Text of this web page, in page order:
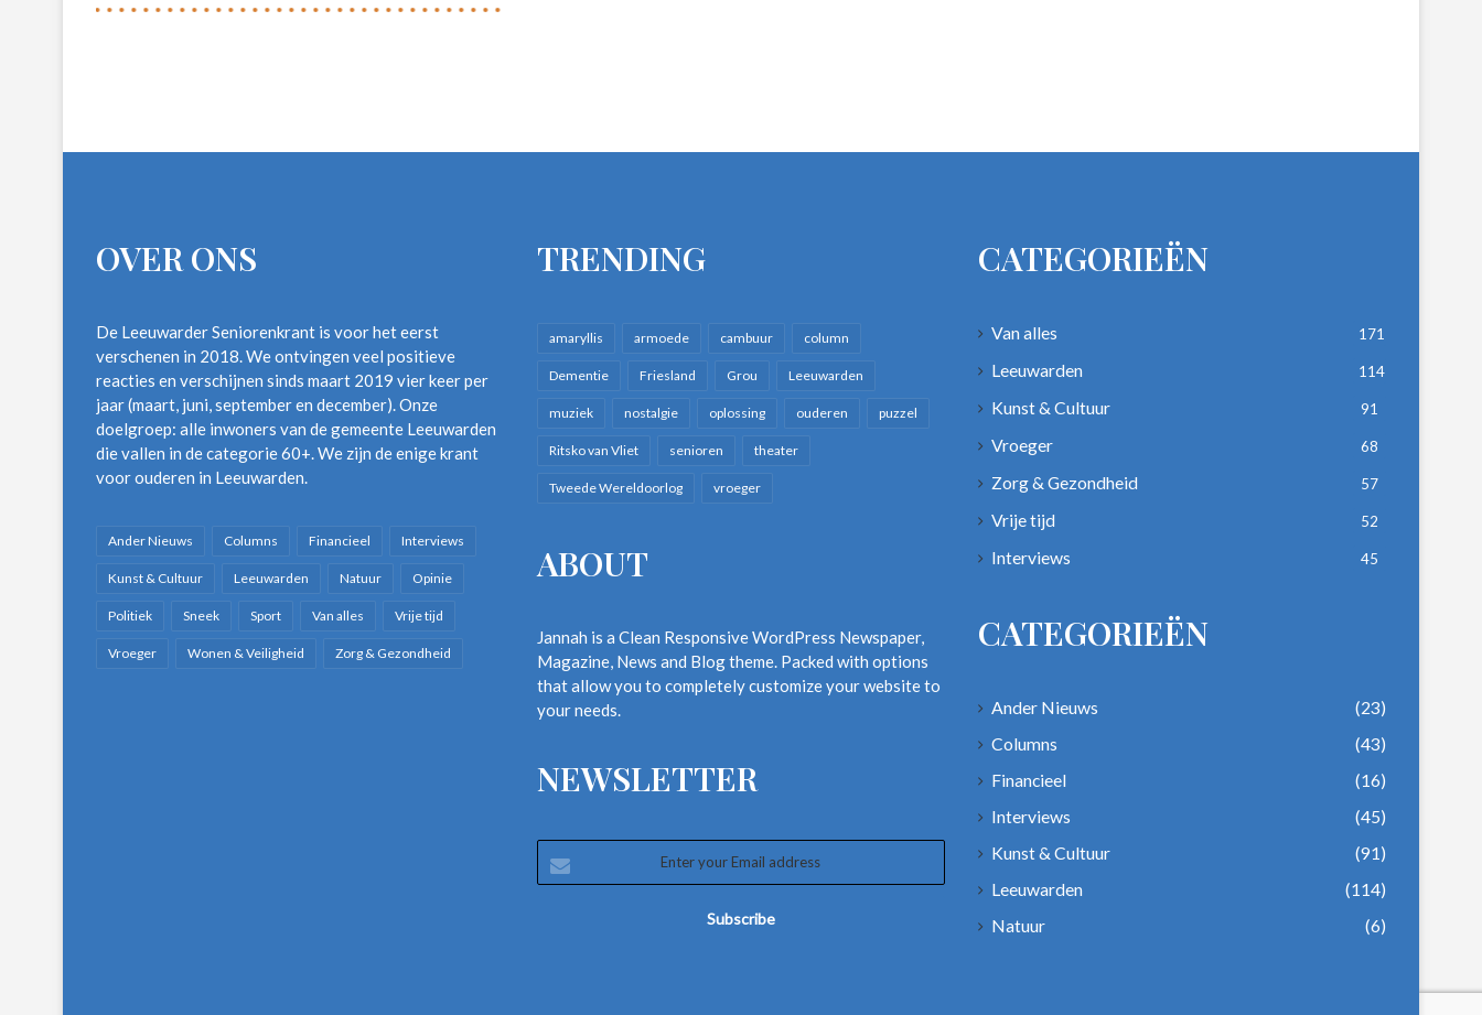
OVER ONS
De Leeuwarder Seniorenkrant is voor het eerst
verschenen in 2018. We ontvingen veel positieve
reacties en verschijnen sinds maart 2019 vier keer per
jaar (maart, juni, september en december). Onze
doelgroep: alle inwoners van de gemeente Leeuwarden
die vallen in de categorie 60+. We zijn de enige krant
voor ouderen in Leeuwarden.
Ander Nieuws Columns Financieel Interviews
Kunst & Cultuur Leeuwarden Natuur Opinie
Politiek Sneek Sport Van alles Vrije tijd
Vroeger Wonen & Veiligheid Zorg & Gezondheid
TRENDING
amaryllis armoede cambuur column
Dementie Friesland Grou Leeuwarden
muziek nostalgie oplossing ouderen puzzel
Ritsko van Vliet senioren theater
Tweede Wereldoorlog vroeger
ABOUT
Jannah is a Clean Responsive WordPress Newspaper,
Magazine, News and Blog theme. Packed with options
that allow you to completely customize your website to
your needs.
NEWSLETTER
your
CATEGORIEËN
Van alles 171
Leeuwarden 114
Kunst & Cultuur 91
Vroeger 68
Zorg & Gezondheid 57
Vrije tijd 52
Interviews 45
CATEGORIEËN
Ander Nieuws
(23)
Columns
(43)
Financieel
(16)
Interviews
(45)
Kunst & Cultuur
(91)
Leeuwarden
(114)
Natuur
(6)